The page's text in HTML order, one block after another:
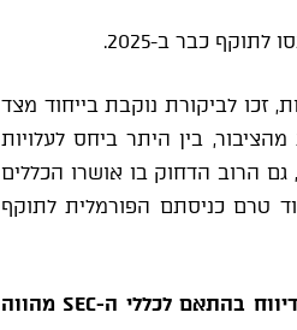
כבר ב-2025.
זכו לביקורת נוקבת בייחוד מצד
וטיוטת ההצעה "זכתה" ליותר מ-24,000 הערות מהציבור, בין היתר ביחס לעלויות
הרוב הדחוק בו אושרו הכללים
טרם כניסתם הפורמלית לתוקף
בהתאם לכללי ה-SEC מהווה